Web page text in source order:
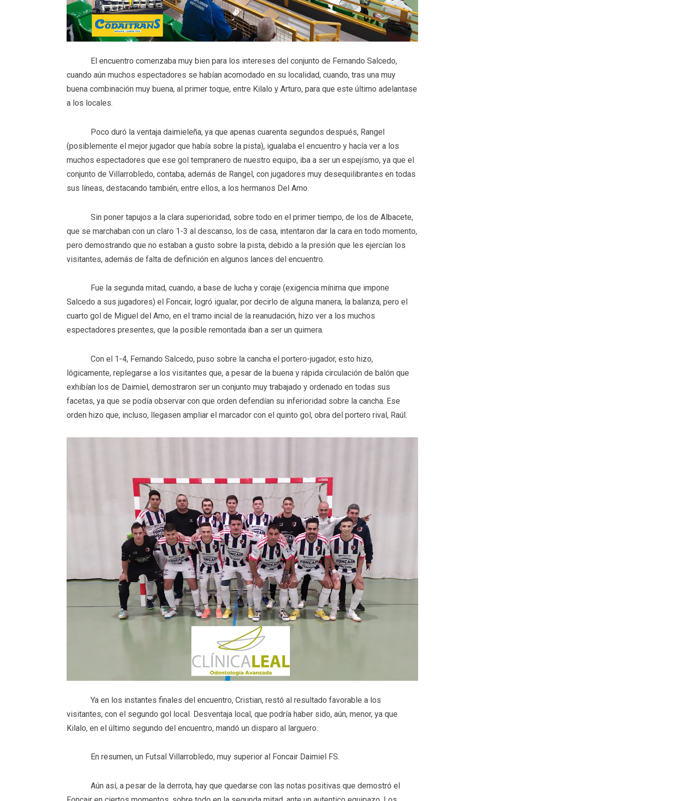
El encuentro comenzaba muy bien para los intereses del conjunto de Fernando Salcedo,
cuando aún muchos espectadores se habían acomodado en su localidad, cuando, tras una muy
buena combinación muy buena, al primer toque, entre Kilalo y Arturo, para que este último adelantase
a los locales.
Poco duró la ventaja daimieleña, ya que apenas cuarenta segundos después, Rangel
(posiblemente el mejor jugador que había sobre la pista), igualaba el encuentro y hacía ver a los
muchos espectadores que ese gol tempranero de nuestro equipo, iba a ser un espejísmo, ya que el
conjunto de Villarrobledo, contaba, además de Rangel, con jugadores muy desequilibrantes en todas
sus líneas, destacando también, entre ellos, a los hermanos Del Amo.
Sin poner tapujos a la clara superioridad, sobre todo en el primer tiempo, de los de Albacete,
que se marchaban con un claro 1-3 al descanso, los de casa, intentaron dar la cara en todo momento,
pero demostrando que no estaban a gusto sobre la pista, debido a la presión que les ejercían los
visitantes, además de falta de definición en algunos lances del encuentro.
Fue la segunda mitad, cuando, a base de lucha y coraje (exigencia mínima que impone
Salcedo a sus jugadores) el Foncair, logró igualar, por decirlo de alguna manera, la balanza, pero el
cuarto gol de Miguel del Amo, en el tramo incial de la reanudación, hizo ver a los muchos
espectadores presentes, que la posible remontada iban a ser un quimera.
Con el 1-4, Fernando Salcedo, puso sobre la cancha el portero-jugador, esto hizo,
lógicamente, replegarse a los visitantes que, a pesar de la buena y rápida circulación de balón que
exhibían los de Daimiel, demostraron ser un conjunto muy trabajado y ordenado en todas sus
facetas, ya que se podía observar con que orden defendían su inferioridad sobre la cancha. Ese
orden hizo que, incluso, llegasen ampliar el marcador con el quinto gol, obra del portero rival, Raúl.
Ya en los instantes finales del encuentro, Cristian, restó al resultado favorable a los
visitantes, con el segundo gol local. Desventaja local, que podría haber sido, aún, menor, ya que
Kilalo, en el último segundo del encuentro, mandó un disparo al larguero.
En resumen, un Futsal Villarrobledo, muy superior al Foncair Daimiel FS.
Aún así, a pesar de la derrota, hay que quedarse con las notas positivas que demostró el